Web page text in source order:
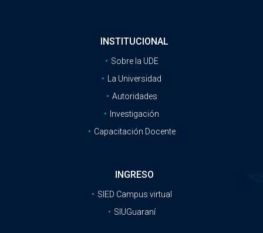
INSTITUCIONAL
Sobre la UDE
La Universidad
Autoridades
Investigación
Capacitación Docente
INGRESO
SIED Campus virtual
SIUGuaraní